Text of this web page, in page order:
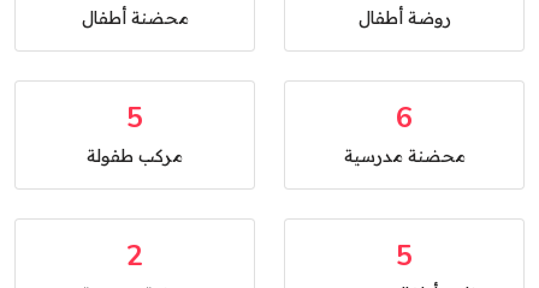
روضة أطفال محضنة أطفال
6
محضنة مدرسية
5
مركب طفولة
5
2